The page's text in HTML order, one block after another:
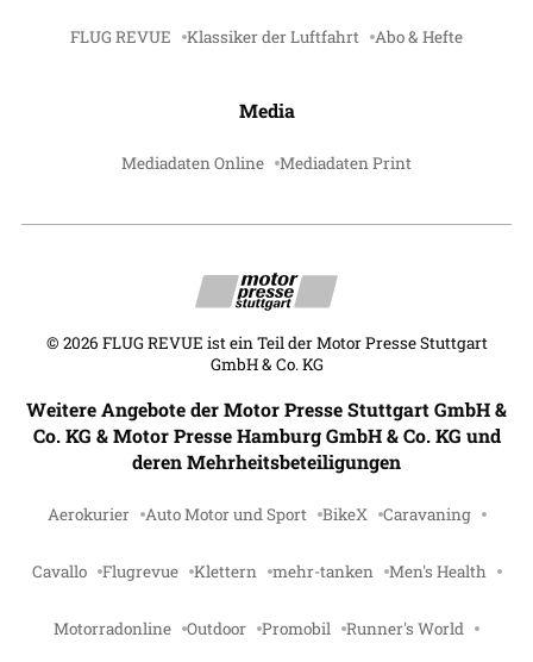
FLUG REVUE Klassiker der Luftfahrt Abo & Hefte
Media
Mediadaten Online Mediadaten Print
© 2026 FLUG REVUE ist ein Teil der Motor Presse Stuttgart
GmbH & Co. KG
Weitere Angebote der Motor Presse Stuttgart GmbH &
Co. KG & Motor Presse Hamburg GmbH & Co. KG und
deren Mehrheitsbeteiligungen
Aerokurier Auto Motor und Sport BikeX Caravaning
Cavallo Flugrevue Klettern mehr-tanken Men's Health
Motorradonline Outdoor Promobil Runner's World